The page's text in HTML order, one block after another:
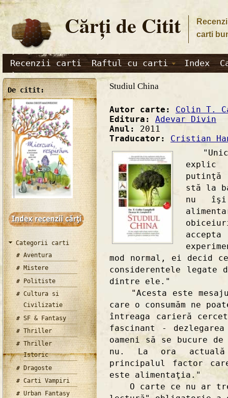
Cărţi de Citit
carti
Recenzii carti Raftul cu carti Index
De citit:
Categorii carti
Aventura
Mistere
Politiste
Cultura si
Civilizatie
SF & Fantasy
Thriller
Thriller
Istoric
Dragoste
Carti Vampiri
Urban Fantasy
Studiul China
Autor carte: Colin T.
Editura: Adevar Divin
Anul: 2011
Traducator: Cristian
explic
stă la
nu îşi
mod normal, ei decid
considerentele legate
dintre ele."
"Acesta este
care o consumăm ne
întreaga carieră
fascinant -
oameni să se bucure
nu. La ora
principalul factor
este alimentaţia."
O carte ce nu ar